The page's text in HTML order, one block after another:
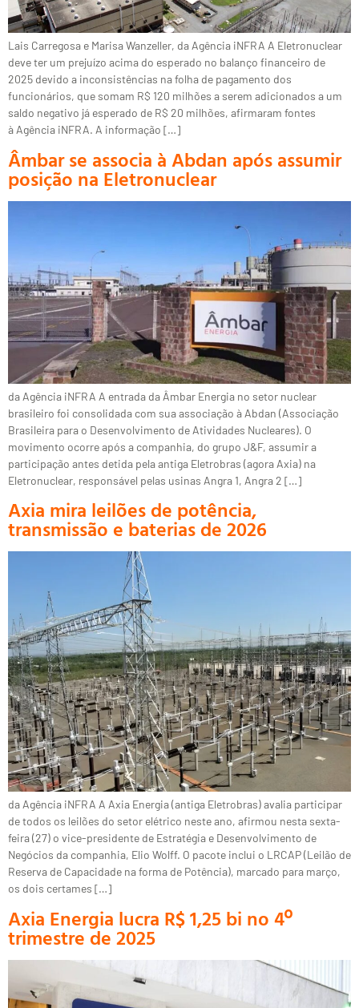
Lais Carregosa e Marisa Wanzeller, da Agência iNFRA A Eletronuclear
deve ter um prejuízo acima do esperado no balanço financeiro de
2025 devido a inconsistências na folha de pagamento dos
funcionários, que somam R$ 120 milhões a serem adicionados a um
saldo negativo já esperado de R$ 20 milhões, afirmaram fontes
à Agência iNFRA. A informação […]
Âmbar se associa à Abdan após assumir
posição na Eletronuclear
da Agência iNFRA A entrada da Âmbar Energia no setor nuclear
brasileiro foi consolidada com sua associação à Abdan (Associação
Brasileira para o Desenvolvimento de Atividades Nucleares). O
movimento ocorre após a companhia, do grupo J&F, assumir a
participação antes detida pela antiga Eletrobras (agora Axia) na
Eletronuclear, responsável pelas usinas Angra 1, Angra 2 […]
Axia mira leilões de potência,
transmissão e baterias de 2026
da Agência iNFRA A Axia Energia (antiga Eletrobras) avalia participar
de todos os leilões do setor elétrico neste ano, afirmou nesta sexta-
feira (27) o vice-presidente de Estratégia e Desenvolvimento de
Negócios da companhia, Elio Wolff. O pacote inclui o LRCAP (Leilão de
Reserva de Capacidade na forma de Potência), marcado para março,
os dois certames […]
Axia Energia lucra R$ 1,25 bi no 4º
trimestre de 2025